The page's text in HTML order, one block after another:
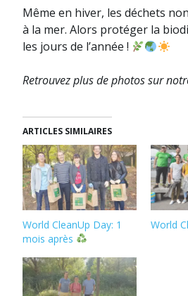
Même en hiver, les déchets
à la mer. Alors protéger la
les jours de l’année !
Retrouvez plus de photos sur
ARTICLES SIMILAIRES
World CleanUp Day: 1
mois après
World